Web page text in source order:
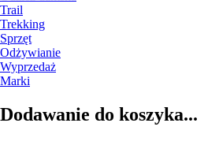
Trail
Trekking
Sprzęt
Odżywianie
Wyprzedaż
Marki
Dodawanie do koszyka...